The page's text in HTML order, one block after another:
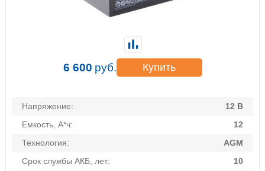
Напряжение:
12 В
Емкость, А*ч:
12
Технология:
AGM
Срок службы АКБ, лет:
10
6 600 руб. Купить